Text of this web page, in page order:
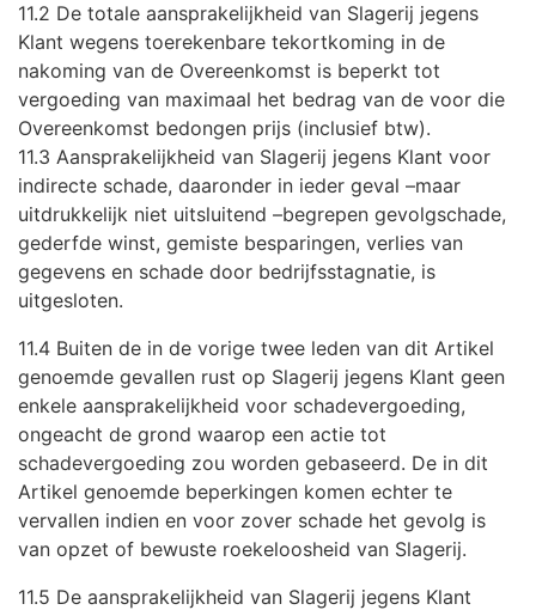
11.2 De totale aansprakelijkheid van Slagerij jegens
Klant wegens toerekenbare tekortkoming in de
nakoming van de Overeenkomst is beperkt tot
vergoeding van maximaal het bedrag van de voor die
Overeenkomst bedongen prijs (inclusief btw).
11.3 Aansprakelijkheid van Slagerij jegens Klant voor
indirecte schade, daaronder in ieder geval –maar
uitdrukkelijk niet uitsluitend –begrepen gevolgschade,
gederfde winst, gemiste besparingen, verlies van
gegevens en schade door bedrijfsstagnatie, is
uitgesloten.
11.4 Buiten de in de vorige twee leden van dit Artikel
genoemde gevallen rust op Slagerij jegens Klant geen
enkele aansprakelijkheid voor schadevergoeding,
ongeacht de grond waarop een actie tot
schadevergoeding zou worden gebaseerd. De in dit
Artikel genoemde beperkingen komen echter te
vervallen indien en voor zover schade het gevolg is
van opzet of bewuste roekeloosheid van Slagerij.
11.5 De aansprakelijkheid van Slagerij jegens Klant